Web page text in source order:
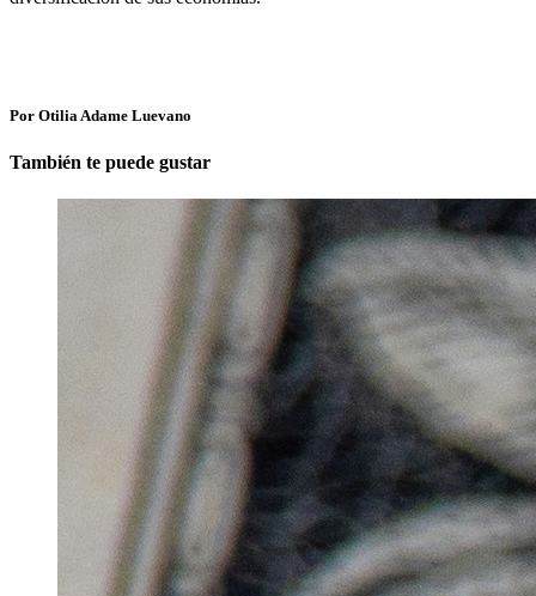
Por Otilia Adame Luevano
También te puede gustar